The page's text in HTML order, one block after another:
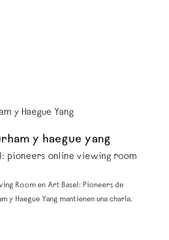
y haegue yang
pioneers online viewing room
Room en Art Basel: Pioneers de
y Haegue Yang mantienen una charla.